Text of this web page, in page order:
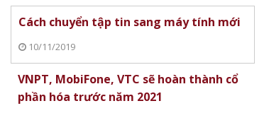
Cách chuyển tập tin sang máy tính mới
10/11/2019
VNPT, MobiFone, VTC sẽ hoàn thành cổ
phần hóa trước năm 2021